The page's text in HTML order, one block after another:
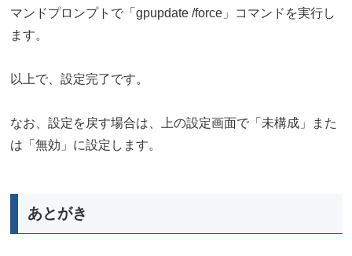
マンドプロンプトで「gpupdate /force」コマンドを実行し
ます。
以上で、設定完了です。
なお、設定を戻す場合は、上の設定画面で「未構成」また
は「無効」に設定します。
あとがき